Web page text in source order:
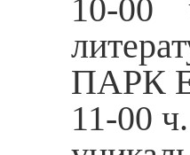
10-00
ПАРК
11-00